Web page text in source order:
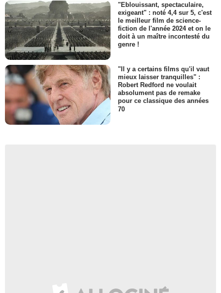
"Eblouissant, spectaculaire,
exigeant" : noté 4,4 sur 5, c'est
le meilleur film de science-
fiction de l'année 2024 et on le
doit à un maître incontesté du
genre !
"Il y a certains films qu'il vaut
mieux laisser tranquilles" :
Robert Redford ne voulait
absolument pas de remake
pour ce classique des années
70